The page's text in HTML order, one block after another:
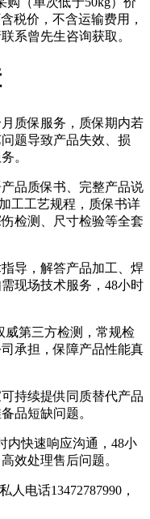
税价，不含运输费用，
系曾先生咨询获取。
质保服务，质保期内若
题导致产品失效、损
。
品质保书、完整产品说
工工艺规程，质保书详
检测、尺寸检验等全套
导，解答产品加工、焊
现场技术服务，48小时
威第三方检测，常规检
承担，保障产品性能真
持续提供同质替代产品
品短缺问题。
内快速响应沟通，48小
效处理售后问题。
人电话13472787990，